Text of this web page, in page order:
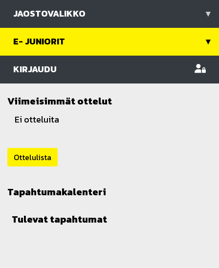
JAOSTOVALIKKO ▾
E- JUNIORIT ▾
KIRJAUDU
Viimeisimmät ottelut
Ei otteluita
Ottelulista
Tapahtumakalenteri
Tulevat tapahtumat